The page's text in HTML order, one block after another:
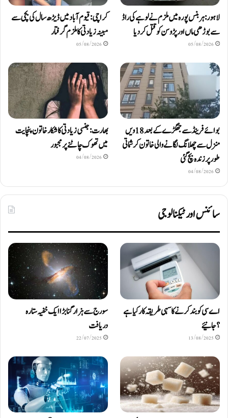
لاہور: ہربنس پورہ میں ملزم نے لوہے کی راڈ
سے بوڑھی ماں اور پڑوسن کو قتل کر دیا
05/08/2026
کراچی: قیوم آباد میں ڈیڑھ سال کی بچی سے
مبینہ زیادتی کا ملزم گرفتار
05/08/2026
بوائے فرینڈ سے جھگڑے کے بعد 18 ویں
منزل سے چھلانگ لگانے والی خاتون کرشماتی
طور پر زندہ بچ گئی
04/08/2026
بھارت: جنسی زیادتی کا شکار خاتون پنچایت
میں تھوک چاٹنے پر مجبور
04/08/2026
سائنس اور ٹیکنالوجی
اے سی کو بند کرنے کا سہی طریقہ کار کیا ہے
؟ جانیئے
13/08/2025
سورج سے ہزار گنا بڑا ایک خفیہ ستارہ
دریافت
22/07/2025